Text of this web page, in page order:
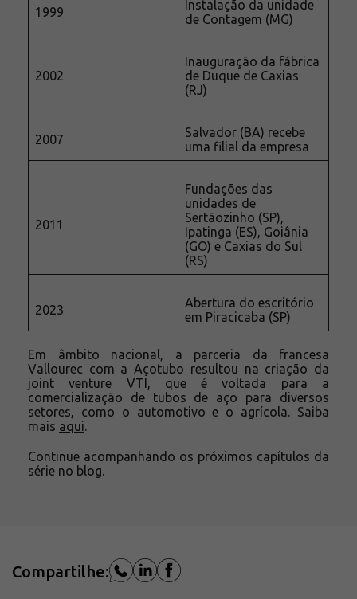
1999
Instalação da unidade
de Contagem (MG)
2002
Inauguração da fábrica
de Duque de Caxias
(RJ)
2007
Salvador (BA) recebe
uma filial da empresa
2011
Fundações das
unidades de
Sertãozinho (SP),
Ipatinga (ES), Goiânia
(GO) e Caxias do Sul
(RS)
2023
Abertura do escritório
em Piracicaba (SP)
Em âmbito nacional, a parceria da francesa
Vallourec com a Açotubo resultou na criação da
joint venture VTI, que é voltada para a
comercialização de tubos de aço para diversos
setores, como o automotivo e o agrícola. Saiba
mais aqui
Continue acompanhando os próximos capítulos da
série no blog.
Compartilhe: